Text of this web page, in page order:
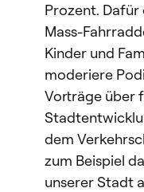
Prozent.
Mass-
Kinder und
moderiere
Vorträge über
dem
zum Beispiel
unserer Stadt